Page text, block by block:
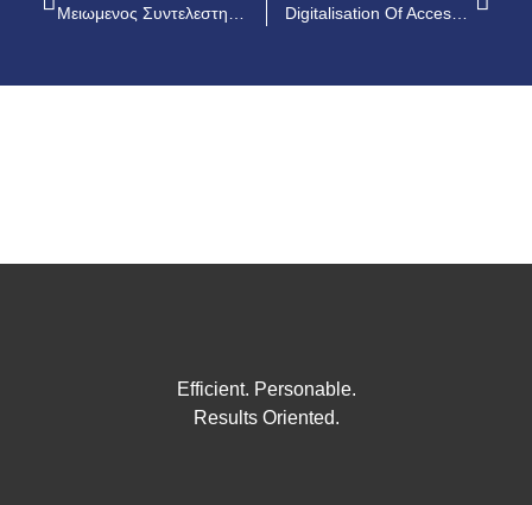
Digitalisation Of Access To Justice: A New Agreement Will Benefit Citizens
Efficient. Personable.
Results Oriented.